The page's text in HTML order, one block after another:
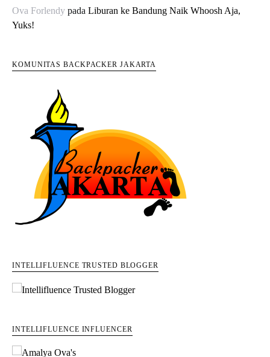
Ova Forlendy pada Liburan ke Bandung Naik Whoosh Aja,
Yuks!
KOMUNITAS BACKPACKER JAKARTA
INTELLIFLUENCE TRUSTED BLOGGER
INTELLIFLUENCE INFLUENCER